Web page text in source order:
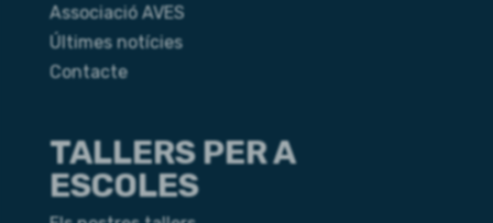
Associació AVES
Últimes notícies
Contacte
TALLERS PER A
ESCOLES